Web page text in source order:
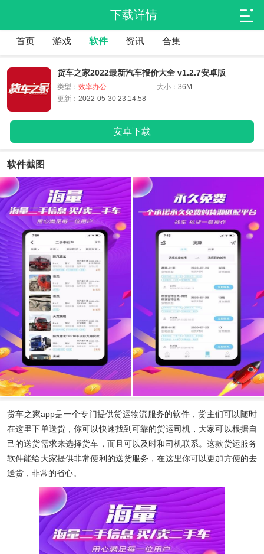
下载详情
首页 游戏 软件 资讯 合集
货车之家2022最新汽车报价大全 v1.2.7安卓版
类型： 效率办公 大小：36M
更新： 2022-05-30 23:14:58
安卓下载
软件截图
货车之家app是一个专门提供货运物流服务的软件，货主们可以随时
在这里下单送货，你可以快速找到可靠的货运司机，大家可以根据自
己的送货需求来选择货车，而且可以及时和司机联系。这款货运服务
软件能给大家提供非常便利的送货服务，在这里你可以更加方便的去
送货，非常的省心。